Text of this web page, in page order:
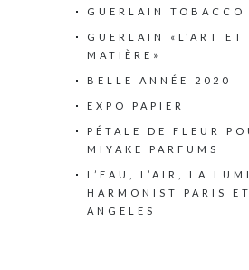
GUERLAIN TOBACCO
GUERLAIN «L’ART ET
MATIÈRE»
BELLE ANNÉE 2020
EXPO PAPIER
PÉTALE DE FLEUR
MIYAKE PARFUMS
L’EAU, L’AIR, LA
HARMONIST PARIS
ANGELES